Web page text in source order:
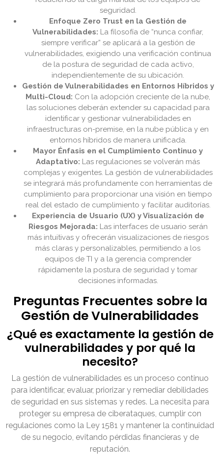
seguridad.
Enfoque Zero Trust en la Gestión de
Vulnerabilidades: La filosofía de “nunca confiar,
siempre verificar” se aplicará a la gestión de
vulnerabilidades, exigiendo una verificación continua
de la postura de seguridad de cada activo,
independientemente de su ubicación.
Gestión de Vulnerabilidades en Entornos Híbridos y
Multi-Cloud: Con la adopción creciente de la nube,
las soluciones deberán extender su capacidad para
identificar y gestionar vulnerabilidades en
infraestructuras on-premise, en la nube pública y en
entornos híbridos de manera unificada.
Mayor Énfasis en el Cumplimiento Continuo y
Adaptativo: Las regulaciones se volverán más
complejas y exigentes. La gestión de vulnerabilidades
se integrará más profundamente con herramientas de
cumplimiento para proporcionar una visión en tiempo
real del estado de cumplimiento y facilitar auditorías.
Experiencia de Usuario (UX) y Visualización de
Riesgos Mejorada: Las interfaces de usuario serán
más intuitivas y ofrecerán visualizaciones de riesgos
más claras y personalizables, permitiendo a los
equipos de TI y a la gerencia comprender
rápidamente la postura de seguridad y tomar
decisiones informadas.
Preguntas Frecuentes sobre la
Gestión de Vulnerabilidades
¿Qué es exactamente la gestión de
vulnerabilidades y por qué la
necesito?
La gestión de vulnerabilidades es un proceso continuo
para identificar, evaluar, priorizar y remediar debilidades
de seguridad en sus sistemas y redes. La necesita para
proteger su empresa de ciberataques, cumplir con
regulaciones como la Ley 1581 y mantener la continuidad
de su negocio, evitando pérdidas financieras y de
reputación.